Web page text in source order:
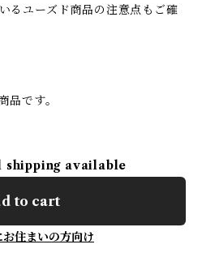
るユーズド商品の注意点もご確
品です。
available
to cart
お住まいの方向け